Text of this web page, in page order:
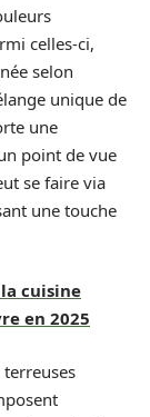
celles-ci,
selon
unique de
une
point de vue
se faire via
une touche
cuisine
en 2025
terreuses